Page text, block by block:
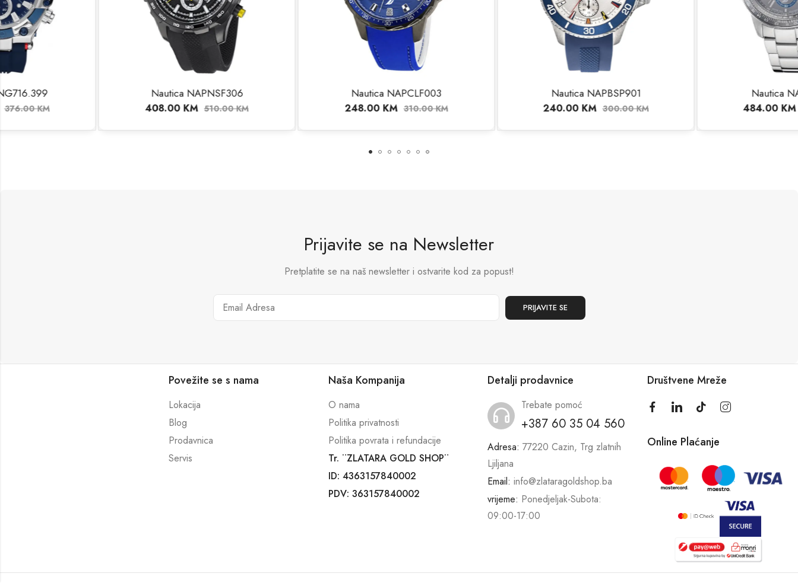
408.00 KM 248.00 KM 240.00 KM 484.00 KM
Prijavite se na Newsletter
Pretplatite se na naš newsletter i ostvarite kod za popust!
Povežite se s nama
Lokacija
Blog
Prodavnica
Servis
Naša Kompanija
O nama
Politika privatnosti
Politika povrata i refundacije
Tr. ¨ZLATARA GOLD SHOP¨
ID: 4363157840002
PDV: 363157840002
Detalji prodavnice
Trebate pomoć
+387 60 35 04 560
Adresa: 77220 Cazin, Trg zlatnih
Ljiljana
Email: info@zlataragoldshop.ba
vrijeme: Ponedjeljak-Subota:
09:00-17:00
Društvene Mreže
Online Plaćanje